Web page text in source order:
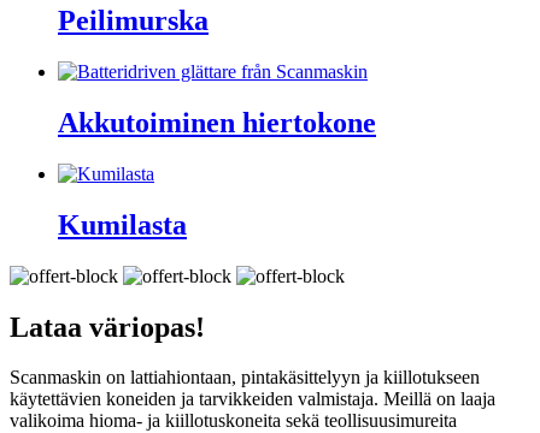
Peilimurska
Akkutoiminen hiertokone
Kumilasta
Lataa väriopas!
Scanmaskin on lattiahiontaan, pintakäsittelyyn ja kiillotukseen
käytettävien koneiden ja tarvikkeiden valmistaja. Meillä on laaja
valikoima hioma- ja kiillotuskoneita sekä teollisuusimureita